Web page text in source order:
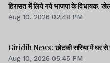
हिरासत में लिये गये भाजपा के विधायक,
Aug 10, 2026 02:48 PM
Giridih News: छोटकी सरिया में घर से
Aug 10, 2026 05:45 PM